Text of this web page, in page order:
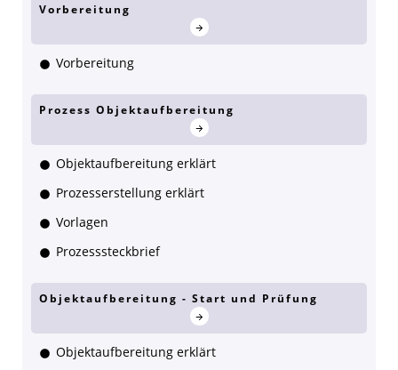
Vorbereitung
Vorbereitung
Prozess Objektaufbereitung
Objektaufbereitung erklärt
Prozesserstellung erklärt
Vorlagen
Prozesssteckbrief
Objektaufbereitung - Start und Prüfung
Objektaufbereitung erklärt